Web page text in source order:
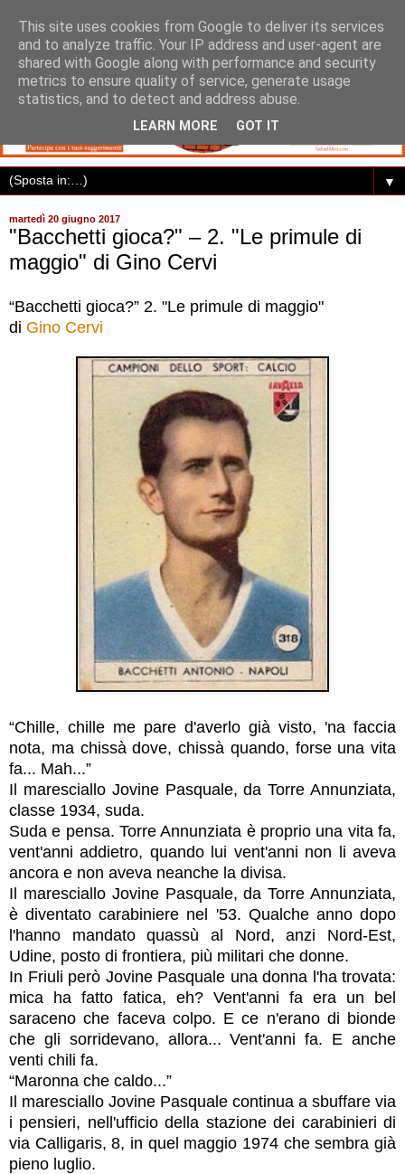
▼
martedì 20 giugno 2017
"Bacchetti gioca?" – 2. "Le primule di
maggio" di Gino Cervi
“Bacchetti gioca?” 2. "Le primule di maggio"
di Gino Cervi
“Chille, chille me pare d'averlo già visto, 'na faccia
nota, ma chissà dove, chissà quando, forse una vita
fa... Mah...”
Il maresciallo Jovine Pasquale, da Torre Annunziata,
classe 1934, suda.
Suda e pensa. Torre Annunziata è proprio una vita fa,
vent'anni addietro, quando lui vent'anni non li aveva
ancora e non aveva neanche la divisa.
Il maresciallo Jovine Pasquale, da Torre Annunziata,
è diventato carabiniere nel '53. Qualche anno dopo
l'hanno mandato quassù al Nord, anzi Nord-Est,
Udine, posto di frontiera, più militari che donne.
In Friuli però Jovine Pasquale una donna l'ha trovata:
mica ha fatto fatica, eh? Vent'anni fa era un bel
saraceno che faceva colpo. E ce n'erano di bionde
che gli sorridevano, allora... Vent'anni fa. E anche
venti chili fa.
“Maronna che caldo...”
Il maresciallo Jovine Pasquale continua a sbuffare via
i pensieri, nell'ufficio della stazione dei carabinieri di
via Calligaris, 8, in quel maggio 1974 che sembra già
pieno luglio.
This site uses cookies from Google to deliver its services
and to analyze traffic. Your IP address and user-agent are
shared with Google along with performance and security
metrics to ensure quality of service, generate usage
statistics, and to detect and address abuse.
LEARN MORE GOT IT